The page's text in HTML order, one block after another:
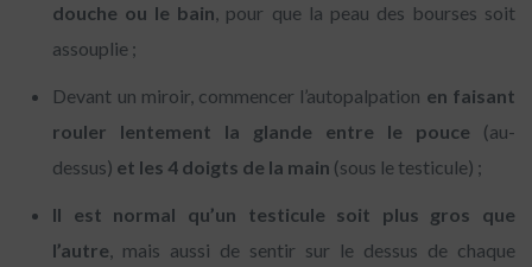
douche ou le bain, pour que la peau des bourses soit
assouplie ;
Devant un miroir, commencer l’autopalpation en faisant
rouler lentement la glande entre le pouce (au-
dessus) et les 4 doigts de la main (sous le testicule) ;
Il est normal qu’un testicule soit plus gros que
l’autre, mais aussi de sentir sur le dessus de chaque